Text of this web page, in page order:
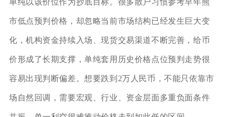
单纯以该价位作为抄底目标。很多散户习惯参考早年熊
市低点预判价格，却忽略当前市场结构已经发生巨大变
化，机构资金持续入场、现货交易渠道不断完善，给币
价形成了长期支撑，单纯套用历史价格点位预判走势很
容易出现判断偏差。想要跌到2万人民币，不能只依靠市
场自然回调，需要宏观、行业、资金层面多重负面条件